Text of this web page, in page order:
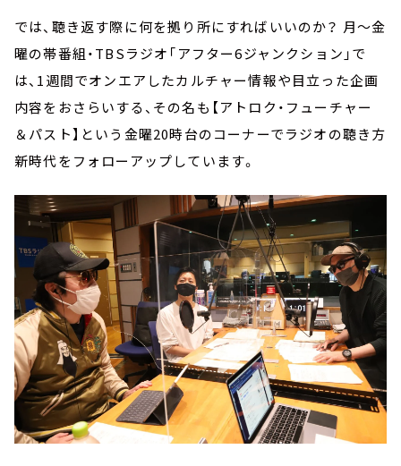
では、聴き返す際に何を拠り所にすればいいのか？ 月～金
曜の帯番組・TBSラジオ「アフター6ジャンクション」で
は、1週間でオンエアしたカルチャー情報や目立った企画
内容をおさらいする、その名も【アトロク・フューチャー
＆パスト】という金曜20時台のコーナーでラジオの聴き方
新時代をフォローアップしています。